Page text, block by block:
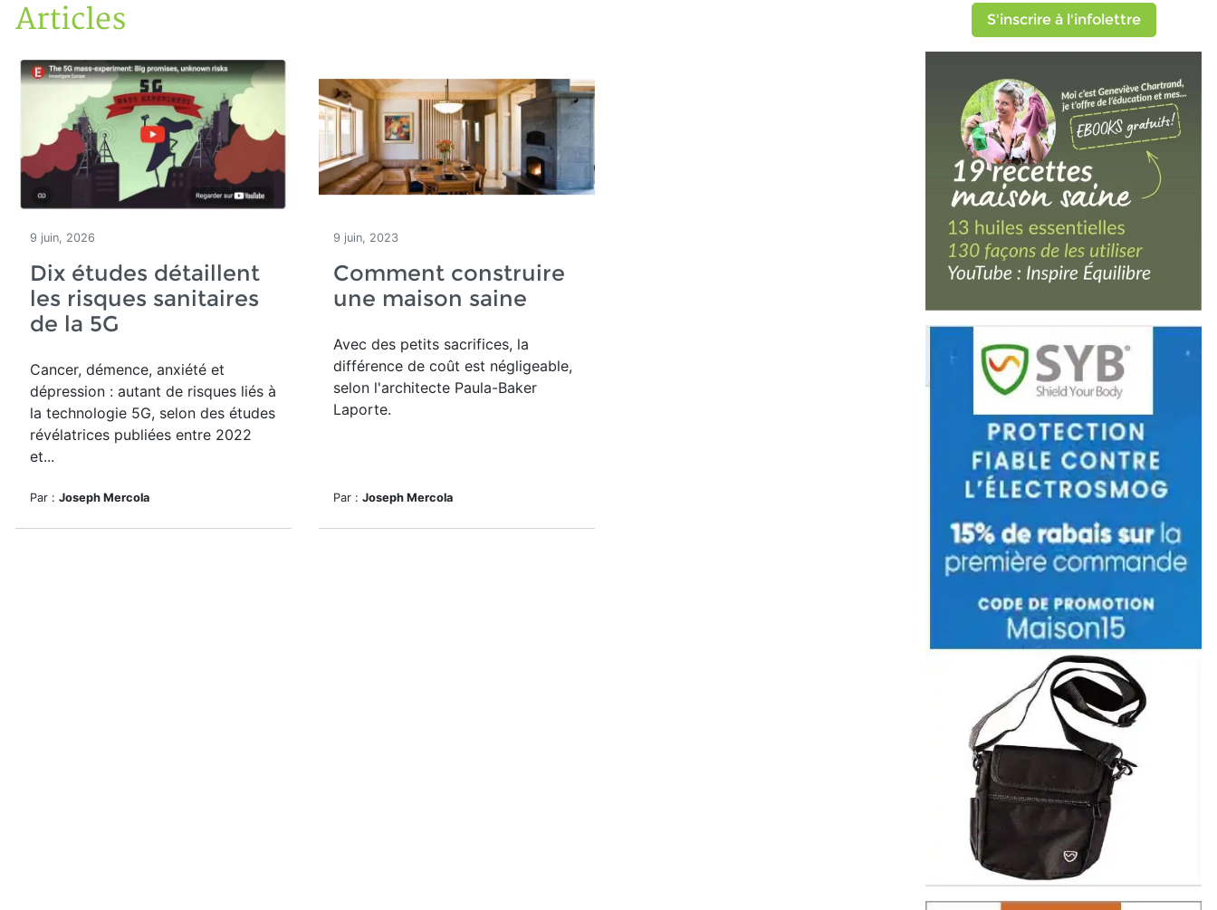
Accueil
Articles
Articles
9 juin, 2026
Dix études détaillent
les risques sanitaires
de la 5G
Cancer, démence, anxiété et
dépression : autant de risques liés à
la technologie 5G, selon des études
révélatrices publiées entre 2022
et...
Par : Joseph Mercola
9 juin, 2023
Comment construire
une maison saine
Avec des petits sacrifices, la
différence de coût est négligeable,
selon l'architecte Paula-Baker
Laporte.
Par : Joseph Mercola
S'inscrire à l'infolettre